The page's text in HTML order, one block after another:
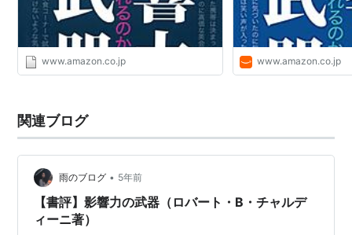
www.amazon.co.jp www.amazon.co.jp
関連ブログ
雨のブログ • 5年前
【書評】影響力の武器（ロバート・B・チャルデ
ィーニ著）